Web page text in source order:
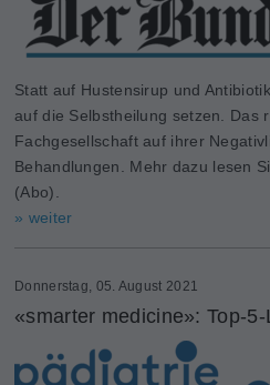
Statt auf Hustensirup und
auf die Selbstheilung setzen. Das
Fachgesellschaft auf ihrer
Behandlungen. Mehr dazu lesen
(Abo).
» weiter
Donnerstag, 05. August 2021
«smarter medicine»: Top-